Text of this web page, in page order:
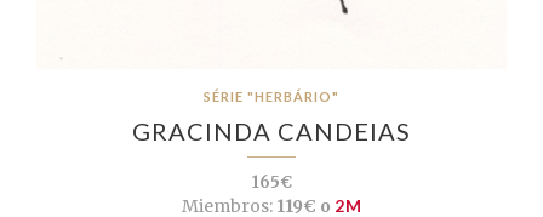
SÉRIE "HERBÁRIO"
GRACINDA CANDEIAS
165€
Miembros:119€ o 2M